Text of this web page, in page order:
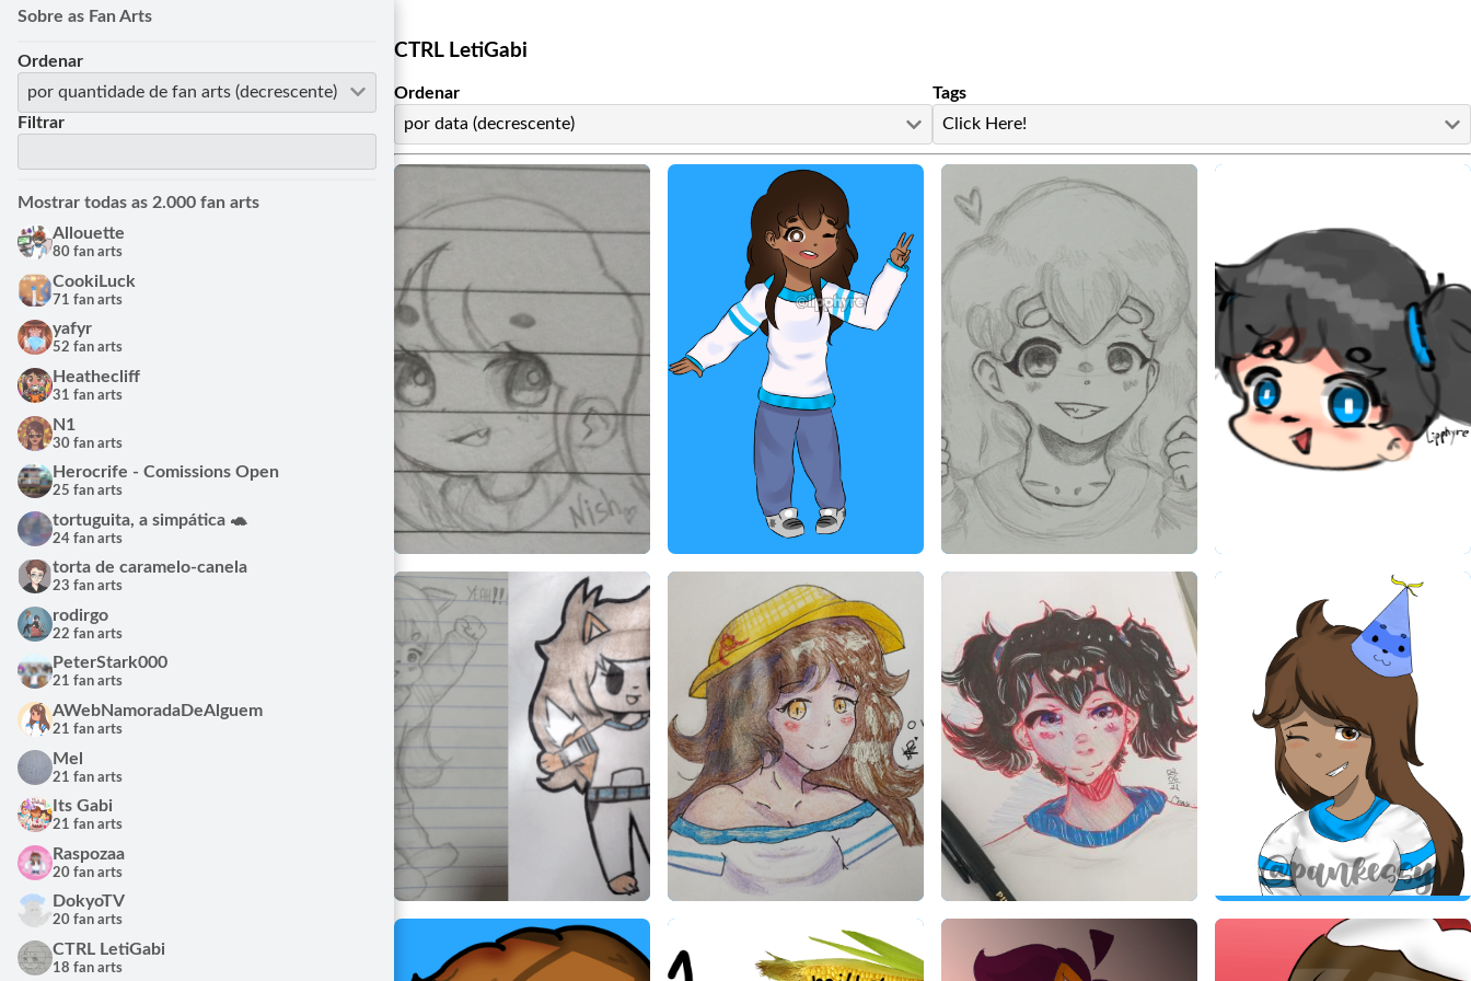
Sobre as Fan Arts
Ordenar
por quantidade de fan arts (decrescente)
Filtrar
Mostrar todas as 2.000 fan arts
Allouette
80 fan arts
CookiLuck
71 fan arts
yafyr
52 fan arts
Heathecliff
31 fan arts
N1
30 fan arts
Herocrife - Comissions Open
25 fan arts
tortuguita, a simpática 🐢
24 fan arts
torta de caramelo-canela
23 fan arts
rodirgo
22 fan arts
PeterStark000
21 fan arts
AWebNamoradaDeAlguem
21 fan arts
Mel
21 fan arts
Its Gabi
21 fan arts
Raspozaa
20 fan arts
DokyoTV
20 fan arts
CTRL LetiGabi
18 fan arts
CTRL LetiGabi
Ordenar
por data (decrescente)
Tags
Click Here!
Fan Art de CTRL LetiGabi
CTRL LetiGabi
28/09/2022
Fan Art de CTRL LetiGabi
CTRL LetiGabi
29/09/2021
Fan Art de CTRL LetiGabi
CTRL LetiGabi
24/09/2021
Fan Art de CTRL LetiGabi
CTRL LetiGabi
13/08/2021
Fan Art de CTRL LetiGabi
CTRL LetiGabi
28/06/2021
Fan Art de CTRL LetiGabi
CTRL LetiGabi
03/06/2021
Fan Art de CTRL LetiGabi
CTRL LetiGabi
28/03/2021